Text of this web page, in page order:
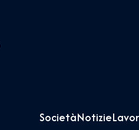
SocietàNotizie